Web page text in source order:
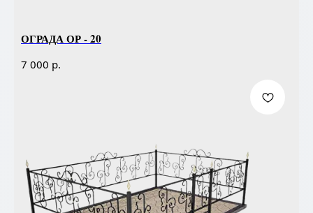
ОГРАДА ОР - 20
7 000 р.